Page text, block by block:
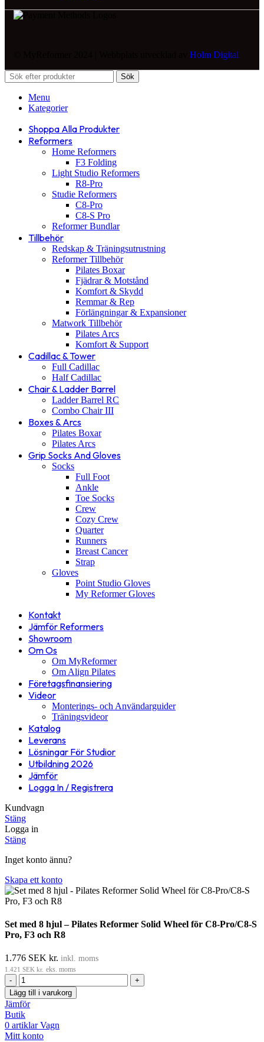
Holm Digital
Sök
Menu
Kategorier
Shoppa Alla Produkter
Reformers
Home Reformers
F3 Folding
Light Studio Reformers
R8-Pro
Studie Reformers
C8-Pro
C8-S Pro
Reformer Bundlar
Tillbehör
Redskap & Träningsutrustning
Reformer Tillbehör
Pilates Boxar
Fjädrar & Motstånd
Komfort & Skydd
Remmar & Rep
Förlängningar & Expansioner
Matwork Tillbehör
Pilates Arcs
Komfort & Support
Cadillac & Tower
Full Cadillac
Half Cadillac
Chair & Ladder Barrel
Ladder Barrel RC
Combo Chair III
Boxes & Arcs
Pilates Boxar
Pilates Arcs
Grip Socks And Gloves
Socks
Full Foot
Ankle
Toe Socks
Crew
Cozy Crew
Quarter
Runners
Breast Cancer
Strap
Gloves
Point Studio Gloves
My Reformer Gloves
Kontakt
Jämför Reformers
Showroom
Om Os
Om MyReformer
Om Align Pilates
Företagsfinansiering
Videor
Monterings- och Användarguider
Träningsvideor
Katalog
Leverans
Lösningar För Studior
Utbildning 2026
Jämför
Logga In / Registrera
Kundvagn
Stäng
Logga in
Stäng
Inget konto ännu?
Skapa ett konto
Set med 8 hjul – Pilates Reformer Solid Wheel för C8-Pro/C8-S
Pro, F3 och R8
1.776 SEK kr. inkl. moms
1.421 SEK kr. eks. moms
Lägg till i varukorg
Jämför
Butik
0 artiklarVagn
Mitt konto